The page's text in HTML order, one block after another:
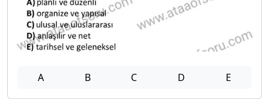
A B C D E